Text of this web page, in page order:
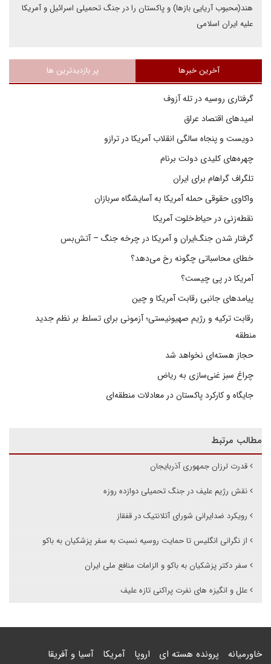
هند(محبوب آریایی بازها) و پاکستان را در جنگ تحمیلی اسرائیل و آمریکا
علیه ایران اسلامی
آخرین خبرها پر بازدیدترین ها
گرفتاری روسیه در تله آزوف
امیدهای اقتصاد عراق
دویست و پنجاه سالگی انقلاب آمریکا در ترازو
چهره‌های کلیدی دولت برنام
تلگراف گراهام برای ایران
واکاوی حقوقی حمله آمریکا به آسایشگاه سربازان
نقطه‌زنی در حیاط‌خلوت آمریکا
گرفتار شدن جنگ‌ایران و آمریکا در چرخه جنگ – آتش‌بس
خطای محاسباتی چگونه رخ می‌دهد؟
آمریکا در پی چیست؟
پیامدهای جانبی رقابت آمریکا و چین
رقابت ترکیه و رژیم صهیونیستی؛ آزمونی برای تسلط بر نظم جدید
منطقه
حجاز هسته‌ای نخواهد شد
چراغ سبز غنی‌سازی به ریاض
جایگاه و کارکرد پاکستان در معادلات منطقه‌ای
مطالب مرتبط
قدرت لرزان جمهوری آذربایجان
نقش رژیم علیف در جنگ تحمیلی دوازده روزه
رویکرد ضدایرانی شورای آتلانتیک در قفقاز
از نگرانی انگلیس تا حمایت روسیه نسبت به سفر پزشکیان به باکو
سفر دکتر پزشکیان به باکو و الزامات منافع ملی ایران
علل و انگیزه های نفرت پراکنی تازه علیف
خاورمیانه پرونده هسته ای اروپا آمریکا آسیا و آفریقا